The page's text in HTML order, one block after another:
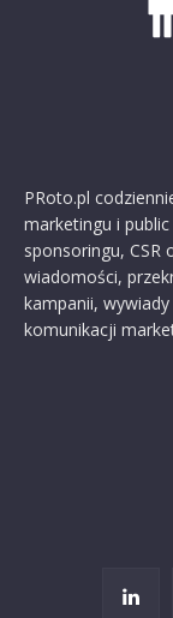
PRoto.pl
marketingu i
sponsoringu, CSR
wiadomości,
kampanii,
komunikacji